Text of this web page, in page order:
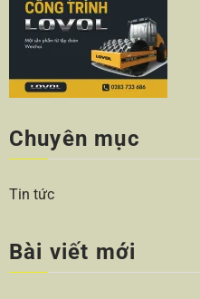
Chuyên mục
Tin tức
Bài viết mới